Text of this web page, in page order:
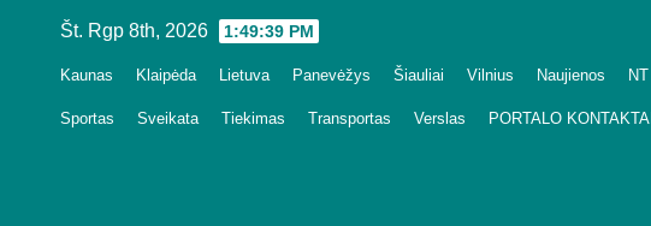
Št. Rgp 8th, 2026 1:49:41 PM
Kaunas Klaipėda Lietuva Panevėžys Šiauliai Vilnius Naujienos NT
Sportas Sveikata Tiekimas Transportas Verslas PORTALO KONTAKTAI